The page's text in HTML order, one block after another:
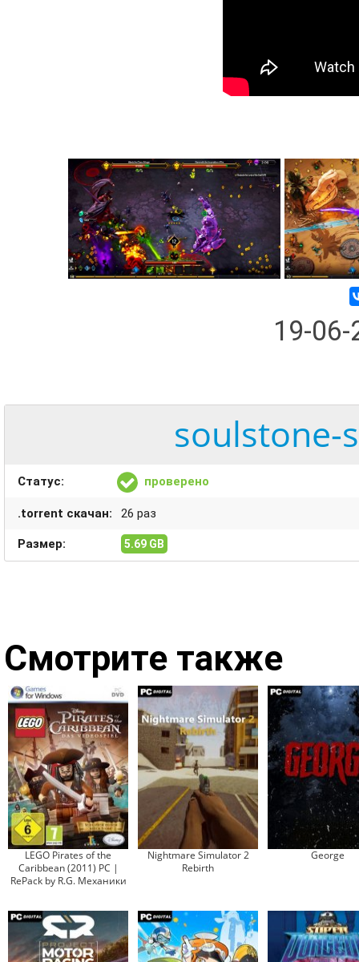
19-
Статус: проверено
.torrent скачан: 26 раз
Размер: 5.69 GB
Смотрите также
LEGO Pirates of the
Caribbean (2011) PC |
RePack by R.G. Механики
Nightmare Simulator 2
Rebirth
George